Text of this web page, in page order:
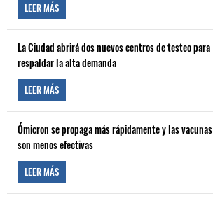
LEER MÁS
La Ciudad abrirá dos nuevos centros de testeo para
respaldar la alta demanda
LEER MÁS
Ómicron se propaga más rápidamente y las vacunas
son menos efectivas
LEER MÁS